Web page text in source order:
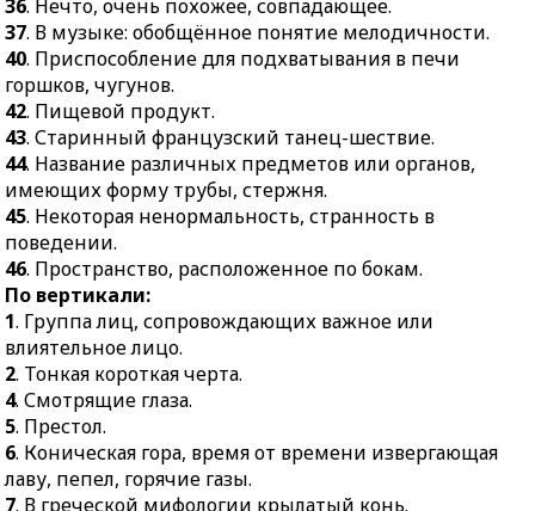
Патриаршество при
Петре I.
36.Нечто, очень
похожее, совпадающее.
37.В музыке:
обобщённое понятие
мелодичности.
40.Приспособление для
подхватывания в печи
горшков, чугунов.
42.Пищевой продукт.
43.Старинный
французский танец-
шествие.
44.Название различных
предметов или органов,
имеющих форму трубы,
33.Очертания объекта,
виднеющиеся в темноте,
тумане.
35.Занятие ловлей,
содержанием и
разведением животных.
пьеса, в которой голоса
той же темой.
41.Манера, стиль.
36. Нечто, очень похожее, совпадающее.
37. В музыке: обобщённое понятие мелодичности.
40. Приспособление для подхватывания в печи
горшков, чугунов.
42. Пищевой продукт.
43. Старинный французский танец-шествие.
44. Название различных предметов или органов,
имеющих форму трубы, стержня.
45. Некоторая ненормальность, странность в
поведении.
46. Пространство, расположенное по бокам.
По вертикали:
1. Группа лиц, сопровождающих важное или
влиятельное лицо.
2. Тонкая короткая черта.
4. Смотрящие глаза.
5. Престол.
6. Коническая гора, время от времени извергающая
лаву, пепел, горячие газы.
7. В греческой мифологии крылатый конь.